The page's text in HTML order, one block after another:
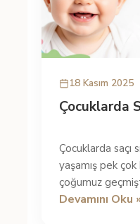
18 Kasım 2025
Çocuklarda
Çocuklarda saçı
yaşamış pek
çoğumuz
ya da bunun pek
Devamını Oku